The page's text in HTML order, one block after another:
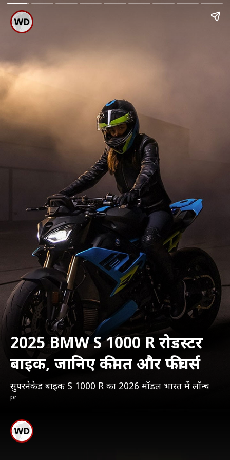
2025 BMW S 1000 R रोडस्टर
बाइक, जानिए कीमत और फीचर्स
सुपरनेकेड बाइक S 1000 R का 2026 मॉडल भारत में लॉन्च
pr
सिर्फ 3.2 सेकंड में 0-100 किमी/